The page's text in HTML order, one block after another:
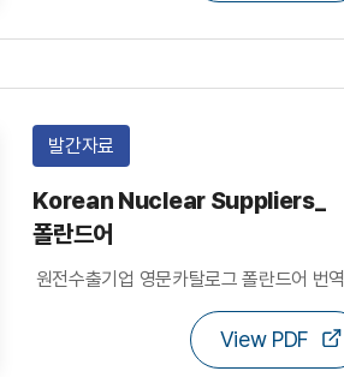
발간자료
Korean Nuclear Suppliers_
폴란드어
원전수출기업 영문카탈로그 폴란드어 번역
View PDF